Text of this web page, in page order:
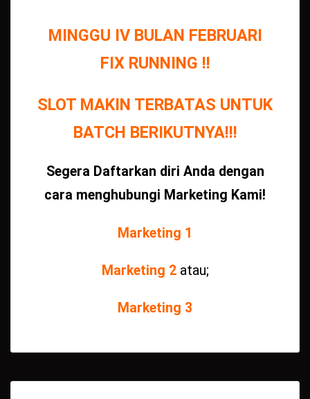
MINGGU IV BULAN FEBRUARI
FIX RUNNING !!
SLOT MAKIN TERBATAS UNTUK
BATCH BERIKUTNYA!!!
Segera Daftarkan diri Anda dengan
cara menghubungi Marketing Kami!
Marketing 1
Marketing 2atau;
Marketing 3